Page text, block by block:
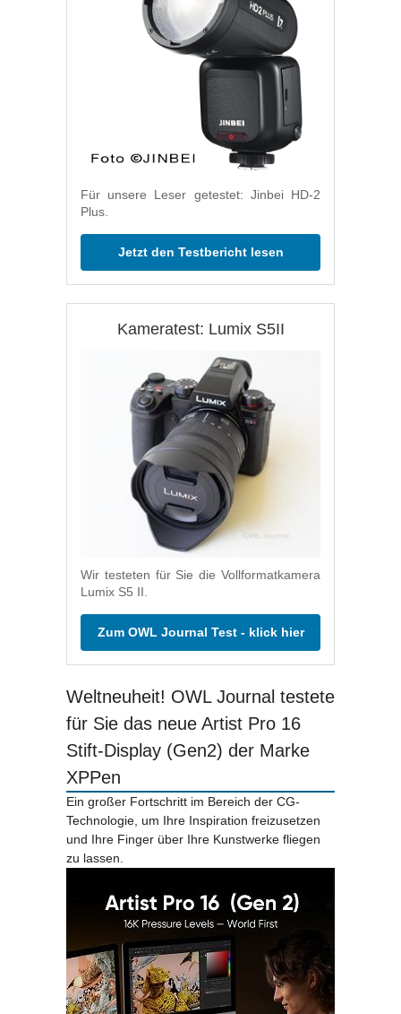
Für unsere Leser getestet: Jinbei HD-2
Plus.
Jetzt den Testbericht lesen
Kameratest: Lumix S5II
Wir testeten für Sie die Vollformatkamera
Lumix S5 II.
Zum OWL Journal Test - klick hier
Weltneuheit! OWL Journal testete
für Sie das neue Artist Pro 16
Stift-Display (Gen2) der Marke
XPPen
Ein großer Fortschritt im Bereich der CG-
Technologie, um Ihre Inspiration freizusetzen
und Ihre Finger über Ihre Kunstwerke fliegen
zu lassen.